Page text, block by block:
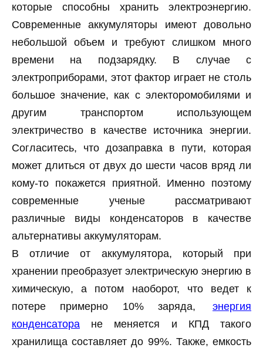
которые способны хранить электроэнергию.
Современные аккумуляторы имеют довольно
небольшой объем и требуют слишком много
времени на подзарядку. В случае с
электроприборами, этот фактор играет не столь
большое значение, как с электоромобилями и
другим транспортом использующем
электричество в качестве источника энергии.
Согласитесь, что дозаправка в пути, которая
может длиться от двух до шести часов вряд ли
кому-то покажется приятной. Именно поэтому
современные ученые рассматривают
различные виды конденсаторов в качестве
альтернативы аккумуляторам.
В отличие от аккумулятора, который при
хранении преобразует электрическую энергию в
химическую, а потом наоборот, что ведет к
потере примерно 10% заряда,
энергия
конденсатора не меняется и КПД такого
хранилища составляет до 99%. Также, емкость